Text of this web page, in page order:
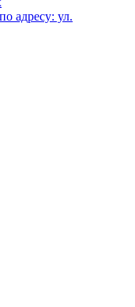
адресу: ул.